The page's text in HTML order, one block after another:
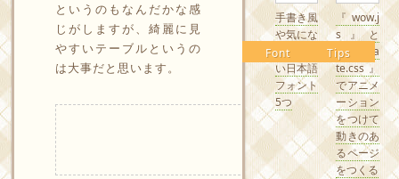
というのもなんだかな感
じがしますが、綺麗に見
やすいテーブルというの
は大事だと思います。
Font
手書き風
や気にな
るかわい
い日本語
フォント
5つ
Tips
『wow.j
s』と
『Anima
te.css』
でアニメ
ーション
をつけて
動きのあ
るページ
をつくる